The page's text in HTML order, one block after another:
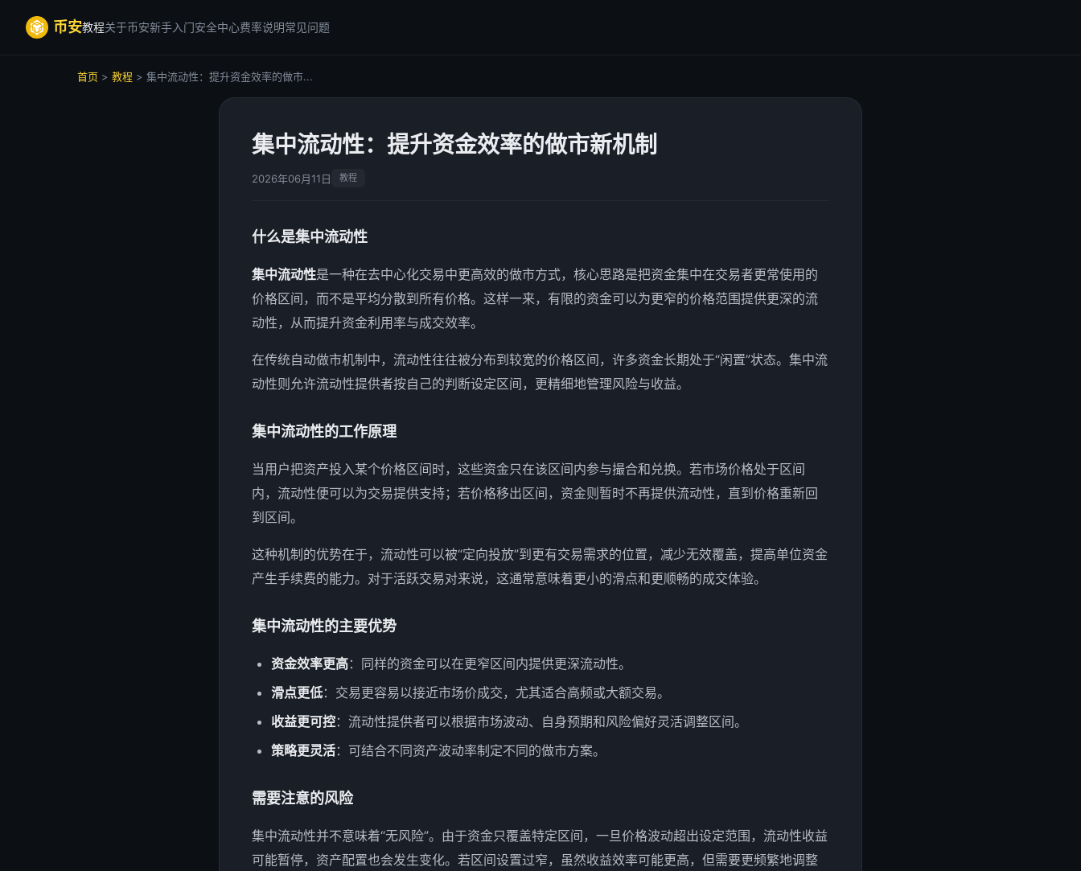
币安教程关于币安新手入门安全中心费率说明常见问题
首页 > 教程 > 集中流动性：提升资金效率的做市...
集中流动性：提升资金效率的做市新机制
2026年06月11日 教程
什么是集中流动性
集中流动性是一种在去中心化交易中更高效的做市方式，核心思路是把资金集中在交易者更常使用的
价格区间，而不是平均分散到所有价格。这样一来，有限的资金可以为更窄的价格范围提供更深的流
动性，从而提升资金利用率与成交效率。
在传统自动做市机制中，流动性往往被分布到较宽的价格区间，许多资金长期处于“闲置”状态。集中流
动性则允许流动性提供者按自己的判断设定区间，更精细地管理风险与收益。
集中流动性的工作原理
当用户把资产投入某个价格区间时，这些资金只在该区间内参与撮合和兑换。若市场价格处于区间
内，流动性便可以为交易提供支持；若价格移出区间，资金则暂时不再提供流动性，直到价格重新回
到区间。
这种机制的优势在于，流动性可以被“定向投放”到更有交易需求的位置，减少无效覆盖，提高单位资金
产生手续费的能力。对于活跃交易对来说，这通常意味着更小的滑点和更顺畅的成交体验。
集中流动性的主要优势
资金效率更高：同样的资金可以在更窄区间内提供更深流动性。
滑点更低：交易更容易以接近市场价成交，尤其适合高频或大额交易。
收益更可控：流动性提供者可以根据市场波动、自身预期和风险偏好灵活调整区间。
策略更灵活：可结合不同资产波动率制定不同的做市方案。
需要注意的风险
集中流动性并不意味着“无风险”。由于资金只覆盖特定区间，一旦价格波动超出设定范围，流动性收益
可能暂停，资产配置也会发生变化。若区间设置过窄，虽然收益效率可能更高，但需要更频繁地调整